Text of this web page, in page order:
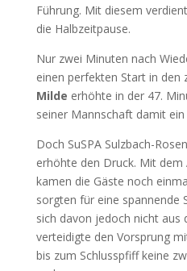
Führung. Mit diesem
die Halbzeitpause.
Nur zwei Minuten nach
einen perfekten Start in den
Milde erhöhte in der 47.
seiner Mannschaft damit
Doch SuSPA Sulzbach-
erhöhte den Druck. Mit dem
kamen die Gäste noch
sorgten für eine spannende
sich davon jedoch nicht aus
verteidigte den Vorsprung
bis zum Schlusspfiff keine